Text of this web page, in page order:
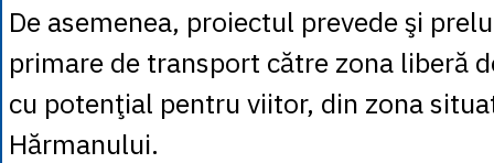
De asemenea, proiectul prevede şi
primare de transport către zona liberă
cu potenţial pentru viitor, din zona
Hărmanului.